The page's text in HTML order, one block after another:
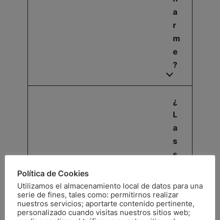
a
r
m
e
?
¿
L
a
s
s
o
n
Política de Cookies
Utilizamos el almacenamiento local de datos para una
serie de fines, tales como: permitirnos realizar
nuestros servicios; aportarte contenido pertinente,
personalizado cuando visitas nuestros sitios web;